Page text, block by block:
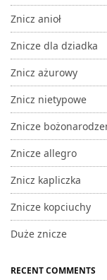
Znicz anioł
Znicze dla dziadka
Znicz ażurowy
Znicz nietypowe
Znicze
Znicze allegro
Znicz kapliczka
Znicze kopciuchy
Duże znicze
RECENT COMMENTS